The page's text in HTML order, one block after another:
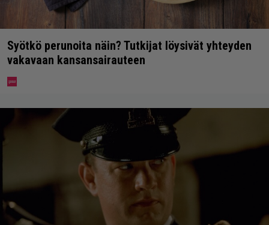
Syötkö perunoita näin? Tutkijat löysivät yhteyden
vakavaan kansansairauteen